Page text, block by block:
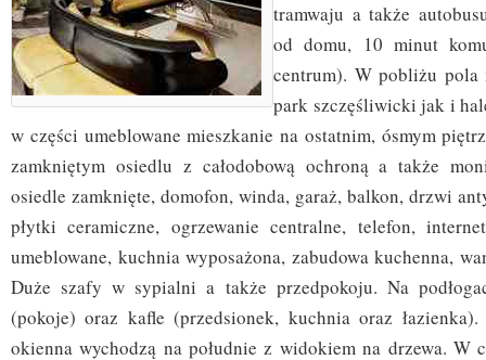
tramwaju a także
od domu, 10 minut
centrum). W pobliżu pola
park szczęśliwicki jak i
w części umeblowane mieszkanie na ostatnim, ósmym
zamkniętym osiedlu z całodobową ochroną a także
osiedle zamknięte, domofon, winda, garaż, balkon, drzwi
płytki ceramiczne, ogrzewanie centralne, telefon,
umeblowane, kuchnia wyposażona, zabudowa kuchenna,
Duże szafy w sypialni a także przedpokoju. Na
(pokoje) oraz kafle (przedsionek, kuchnia oraz
okienna wychodzą na południe z widokiem na drzewa. W